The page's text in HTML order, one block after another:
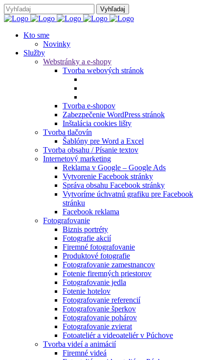
Kto sme
Novinky
Služby
Webstránky a e-shopy
Tvorba webových stránok
Tvorba e-shopov
Zabezpečenie WordPress stránok
Inštalácia cookies lišty
Tvorba tlačovín
Šablóny pre Word a Excel
Tvorba obsahu / Písanie textov
Internetový marketing
Reklama v Google – Google Ads
Vytvorenie Facebook stránky
Správa obsahu Facebook stránky
Vytvoríme úchvatnú grafiku pre Facebook
stránku
Facebook reklama
Fotografovanie
Biznis portréty
Fotografie akcií
Firemné fotografovanie
Produktové fotografie
Fotografovanie zamestnancov
Fotenie firemných priestorov
Fotografovanie jedla
Fotenie hotelov
Fotografovanie referencií
Fotografovanie šperkov
Fotografovanie pohárov
Fotografovanie zvierat
Fotoateliér a videoateliér v Púchove
Tvorba videí a animácií
Firemné videá